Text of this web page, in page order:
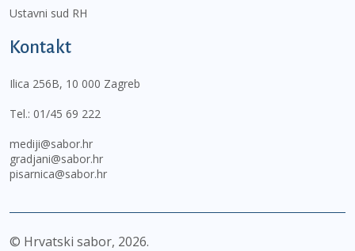
Ustavni sud RH
Kontakt
Ilica 256B, 10 000 Zagreb
Tel.: 01/45 69 222
mediji@sabor.hr
gradjani@sabor.hr
pisarnica@sabor.hr
© Hrvatski sabor, 2026